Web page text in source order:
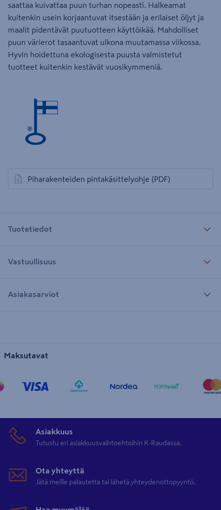
saattaa kuivattaa puun turhan nopeasti. Halkeamat
kuitenkin usein korjaantuvat itsestään ja erilaiset öljyt ja
maalit ​pidentävät puutuotteen käyttöikää. Mahdolliset
puun värierot tasaantuvat ulkona muutamassa viikossa.
Hyvin hoidettuna ekologisesta puusta valmistetut
tuotteet kuitenkin kestävät vuosikymmeniä.
Piharakenteiden pintakäsittelyohje (PDF)
avautuu uuteen välilehteen
Tuotetiedot
Vastuullisuus
Asiakasarviot
Maksutavat
Asiakkuus
Tutustu eri asiakkuusvaihtoehtoihin K-Raudassa.
Ota yhteyttä
Jätä meille palautetta tai lähetä yhteydenottopyyntö.